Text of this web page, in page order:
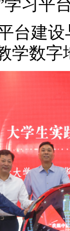
习平
建设
学数字